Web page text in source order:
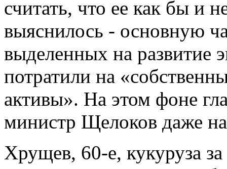
считать, что ее как бы и
выяснилось - основную
выделенных на развитие
потратили на
активы». На этом фоне
министр Щелоков даже
Хрущев, 60-е, кукуруза